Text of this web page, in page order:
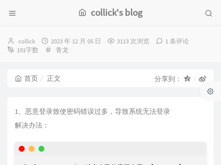
collick's blog
博
主：
collick
发
布
2023 年 12 月 05 日 3113 次浏览
1 条评论
191字数
分
青龙
首页 正文 分享到：
1、恶意登录致使密码错误过多，导致系统无法登录
解决办法：